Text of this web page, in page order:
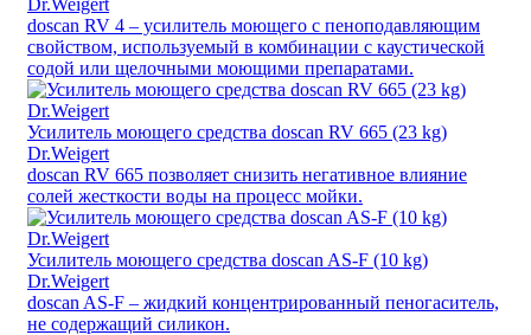
Dr.Weigert
doscan RV 4 – усилитель моющего с пеноподавляющим
свойством, используемый в комбинации с каустической
содой или щелочными моющими препаратами.
Усилитель моющего средства doscan RV 665 (23 kg)
Dr.Weigert
doscan RV 665 позволяет снизить негативное влияние
солей жесткости воды на процесс мойки.
Усилитель моющего средства doscan AS-F (10 kg)
Dr.Weigert
doscan AS-F – жидкий концентрированный пеногаситель,
не содержащий силикон.